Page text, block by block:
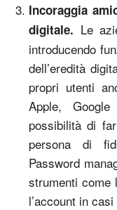
Incoraggia
digitale. Le
introducendo
dell’eredità
propri utenti
Apple,
possibilità di
persona di
Password
strumenti come
l’account in